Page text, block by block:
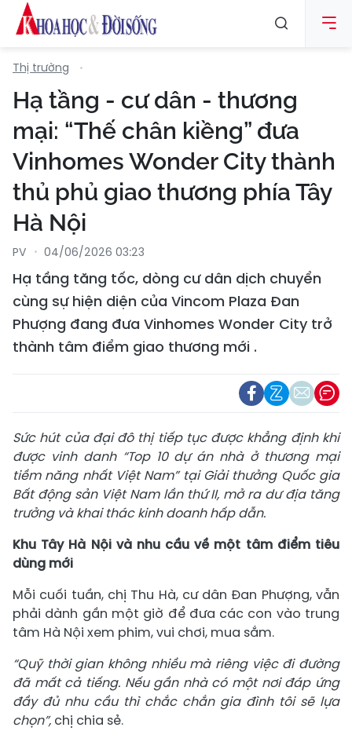
Thị trường
Hạ tầng - cư dân - thương
mại: “Thế chân kiềng” đưa
Vinhomes Wonder City thành
thủ phủ giao thương phía Tây
Hà Nội
PV 04/06/2026 03:23
Hạ tầng tăng tốc, dòng cư dân dịch chuyển
cùng sự hiện diện của Vincom Plaza Đan
Phượng đang đưa Vinhomes Wonder City trở
thành tâm điểm giao thương mới .
Sức hút của đại đô thị tiếp tục được khẳng định khi
được vinh danh “Top 10 dự án nhà ở thương mại
tiềm năng nhất Việt Nam” tại Giải thưởng Quốc gia
Bất động sản Việt Nam lần thứ II, mở ra dư địa tăng
trưởng và khai thác kinh doanh hấp dẫn.
Khu Tây Hà Nội và nhu cầu về một tâm điểm tiêu
dùng mới
Mỗi cuối tuần, chị Thu Hà, cư dân Đan Phượng, vẫn
phải dành gần một giờ để đưa các con vào trung
tâm Hà Nội xem phim, vui chơi, mua sắm.
“Quỹ thời gian không nhiều mà riêng việc đi đường
đã mất cả tiếng. Nếu gần nhà có một nơi đáp ứng
đầy đủ nhu cầu thì chắc chắn gia đình tôi sẽ lựa
chọn”, chị chia sẻ.